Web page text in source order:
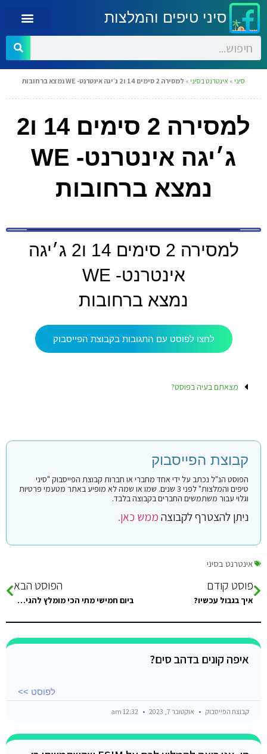
סיני טיפים והמלצות
סיני » אינטרנט בסיני » למסירה 2 סימים 14 ו2 ג׳יגה אינטרנט- WE נמצא ברחובות
למסירה 2 סימים 14 ו2
ג׳יגה אינטרנט- WE
נמצא ברחובות
למסירה 2 סימים 14 ו2 ג׳יגה
אינטרנט- WE
נמצא ברחובות
לחצו לפוסט עם התגובות בקבוצת הפייסבוק
מצאתם בעיה בפוסט?
קבוצת הפייסבוק
הפוסט הנ"ל נכתב על ידי אחד מחברי או חברות קבוצת הפייסבוק "סיני
טיפים והמלצות" לפני 3 שנים. שמו או שמה לא מופיע באתר מטעמי פרטיות
וגלוי עבור משתמשים החברים בקבוצה בלבד.
ניתן להצטרף לקבוצהממש כאן.
אינטרנט בסיני
פוסט קודם
איך בגבול עכשיו?
הפוסט הבא
ביום חמישי מתי הכי מומלץ להגיע למעבר למצריים, מבחינת התורים? ????????????????????????????????????????
איפה קונים בדהב סים?
לפוסט >>
קבוצת הפייסבוק אוקטובר 7, 2023